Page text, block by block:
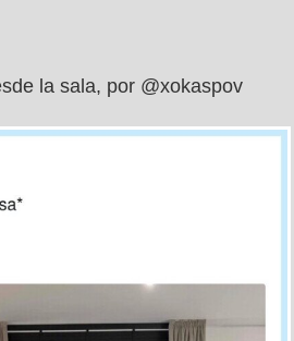
la sala, por @xokaspov